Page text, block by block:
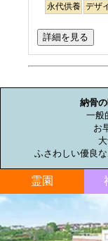
永代供養 デザ
詳細を見る
納骨
一般
お
ふさわしい優良
霊園